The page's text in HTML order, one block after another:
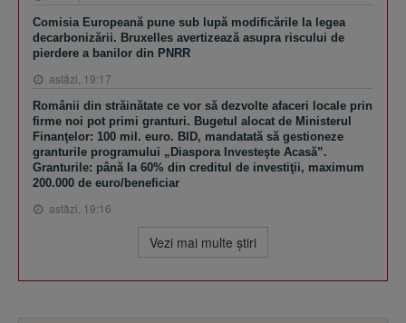
Comisia Europeană pune sub lupă modificările la legea
decarbonizării. Bruxelles avertizează asupra riscului de
pierdere a banilor din PNRR
astăzi, 19:17
Românii din străinătate ce vor să dezvolte afaceri locale prin
firme noi pot primi granturi. Bugetul alocat de Ministerul
Finanţelor: 100 mil. euro. BID, mandatată să gestioneze
granturile programului „Diaspora Investeşte Acasă”.
Granturile: până la 60% din creditul de investiţii, maximum
200.000 de euro/beneficiar
astăzi, 19:16
Vezi mai multe ştiri